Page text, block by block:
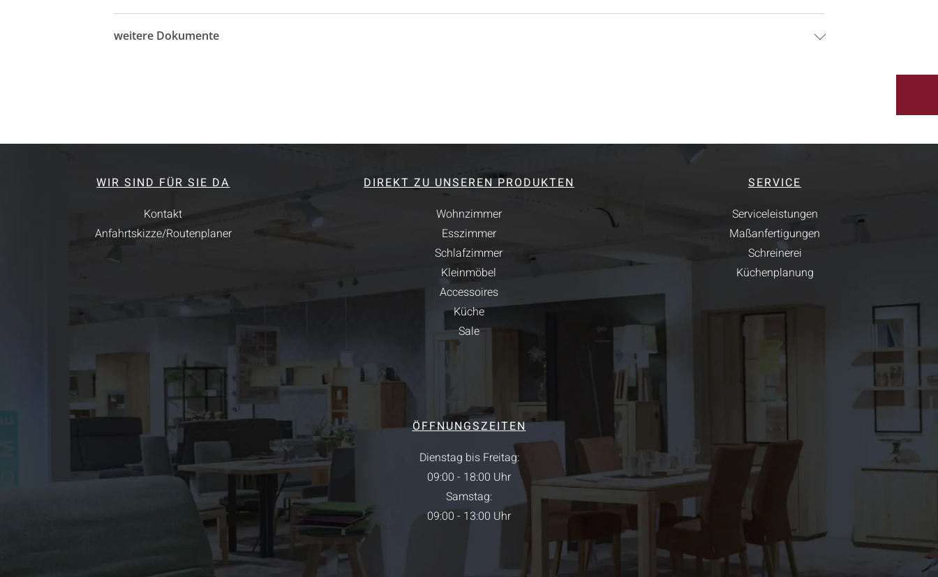
weitere Dokumente
WIR SIND FÜR SIE DA
Kontakt
Anfahrtskizze/Routenplaner
DIREKT ZU UNSEREN PRODUKTEN
Wohnzimmer
Esszimmer
Schlafzimmer
Kleinmöbel
Accessoires
Küche
Sale
SERVICE
Serviceleistungen
Maßanfertigungen
Schreinerei
Küchenplanung
ÖFFNUNGSZEITEN
Dienstag bis Freitag:
09:00 - 18:00 Uhr
Samstag:
09:00 - 13:00 Uhr